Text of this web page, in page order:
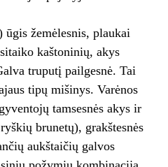
žemėlesnis, plaukai
kaštoninių, akys
truputį pailgesnė. Tai
tipų mišinys. Varėnos
tamsesnės akys ir
brunetų), grakštesnės
aukštaičių galvos